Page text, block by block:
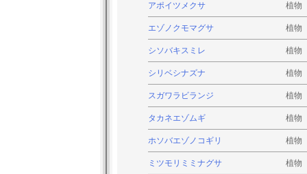
アポイツメクサ 植物
エゾノクモマグサ 植物
シソバキスミレ 植物
シリベシナズナ 植物
スガワラビランジ 植物
タカネエゾムギ 植物
ホソバエゾノコギリ 植物
ミツモリミミナグサ 植物